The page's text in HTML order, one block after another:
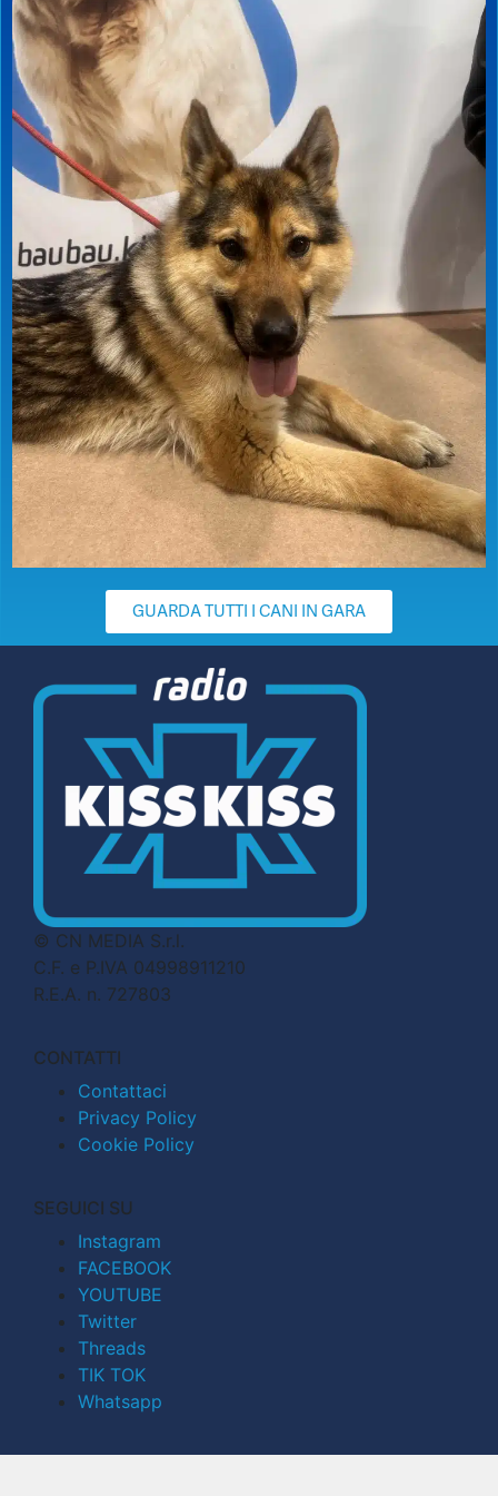
GUARDA TUTTI I CANI IN GARA
© CN MEDIA S.r.l.
C.F. e P.IVA 04998911210
R.E.A. n. 727803
CONTATTI
Contattaci
Privacy Policy
Cookie Policy
SEGUICI SU
Instagram
FACEBOOK
YOUTUBE
Twitter
Threads
TIK TOK
Whatsapp